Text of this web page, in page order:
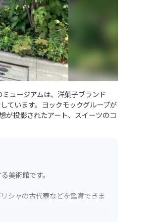
ュージアムは、洋菓子ブランド
ています。ヨックモックグループが
が投影されたアート、スイーツのコ
美術館です。
シャの古代壺などを鑑賞できま